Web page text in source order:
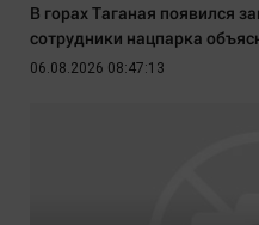
В горах Таганая появился
сотрудники нацпарка
06.08.2026 08:47:13